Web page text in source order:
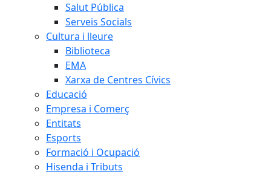
Salut Pública
Serveis Socials
Cultura i lleure
Biblioteca
EMA
Xarxa de Centres Cívics
Educació
Empresa i Comerç
Entitats
Esports
Formació i Ocupació
Hisenda i Tributs